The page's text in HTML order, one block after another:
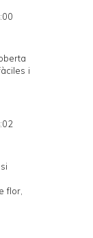
i
flor,